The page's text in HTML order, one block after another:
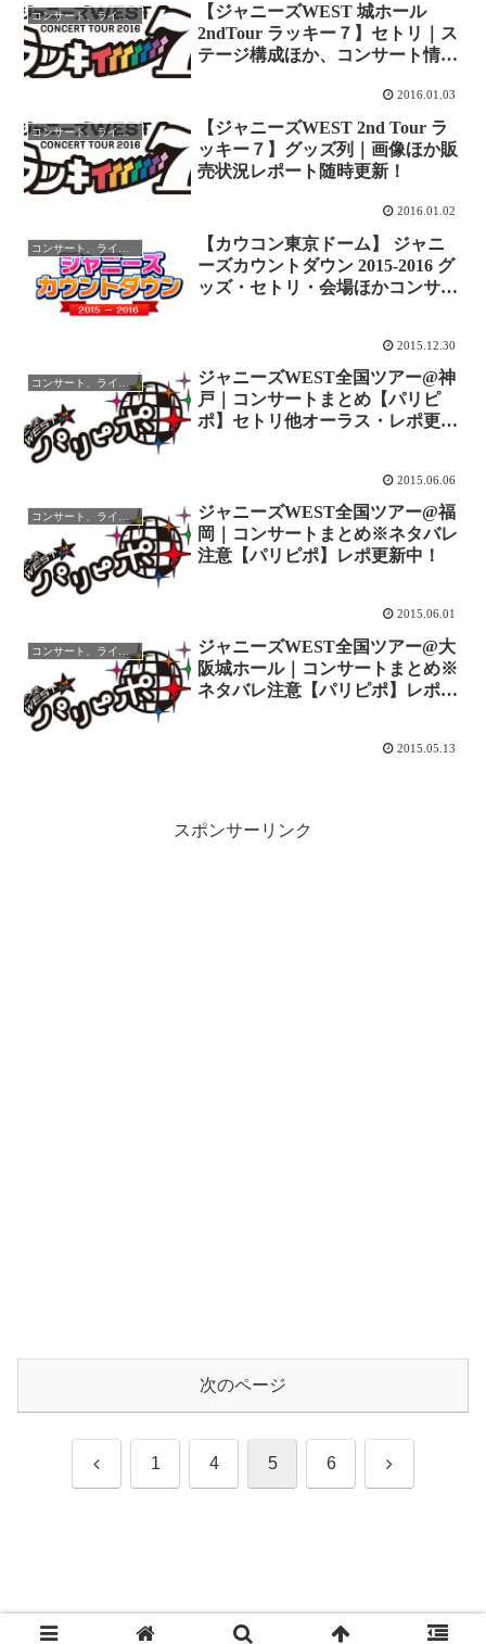
コンサート、ライブレポ
【ジャニーズWEST 城ホール
2ndTour ラッキー７】セトリ｜ス
テージ構成ほか、コンサート情報
2016.01.03
コンサート、ライブレポ
【ジャニーズWEST 2nd Tour ラ
ッキー７】グッズ列｜画像ほか販
売状況レポート随時更新！
2016.01.02
【カウコン東京ドーム】 ジャニ
ーズカウントダウン 2015-2016 グ
ッズ・セトリ・会場ほかコンサー
2015.12.30
ジャニーズWEST全国ツアー@神
戸｜コンサートまとめ【パリピ
ポ】セトリ他オーラス・レポ更新
2015.06.06
コンサート、ライブレポ
ジャニーズWEST全国ツアー@福
岡｜コンサートまとめ※ネタバレ
注意【パリピポ】レポ更新中！
2015.06.01
ジャニーズWEST全国ツアー@大
阪城ホール｜コンサートまとめ※
ネタバレ注意【パリピポ】レポ更
2015.05.13
スポンサーリンク
次のページ
前 1 4 5 6 次
Copyright © 2014-2026 TLクリップ All Rights Reserved.